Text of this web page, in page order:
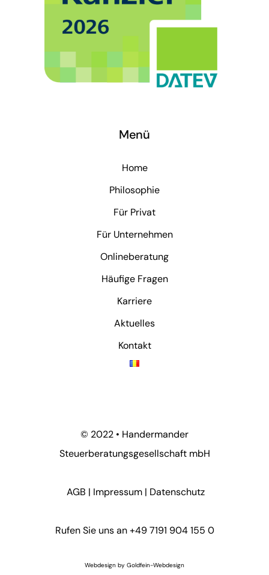
Menü
Home
Philosophie
Für Privat
Für Unternehmen
Onlineberatung
Häufige Fragen
Karriere
Aktuelles
Kontakt
© 2022 • Handermander
Steuerberatungsgesellschaft mbH
AGB | Impressum | Datenschutz
Rufen Sie uns an +49 7191 904 155 0
Webdesign by Goldfein-Webdesign